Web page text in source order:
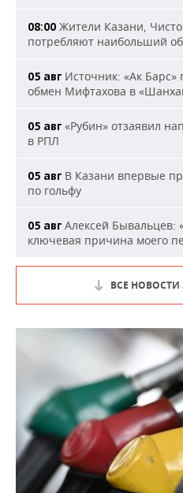
08:00 Жители Казани,
потребляют наибольший
05 авг Источник: «Ак Барс»
обмен Мифтахова в
05 авг «Рубин» отзаявил
в РПЛ
05 авг В Казани впервые
по гольфу
05 авг Алексей Бывальцев:
ключевая причина моего
ВСЕ НОВОСТИ